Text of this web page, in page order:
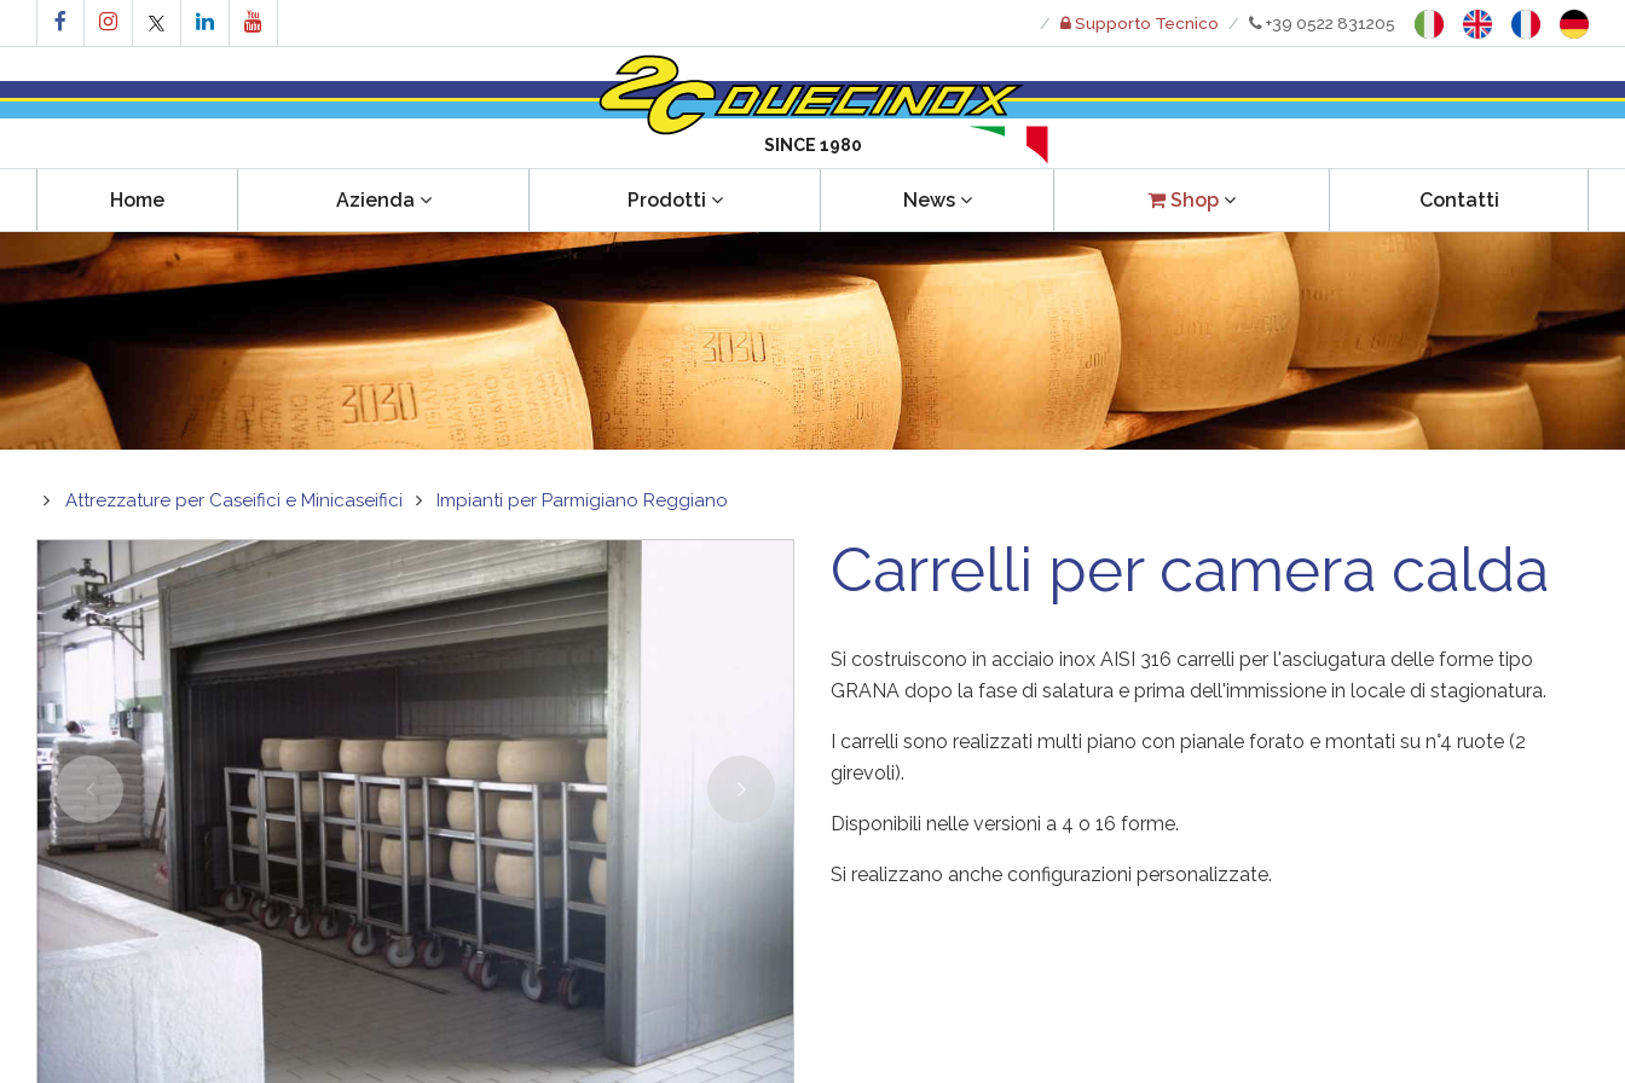
Supporto Tecnico +39 0522 831205
SINCE 1980
Home Azienda Prodotti News Shop Contatti
Attrezzature per Caseifici e Minicaseifici Impianti per Parmigiano Reggiano
Carrelli per camera calda
Si costruiscono in acciaio inox AISI 316 carrelli per l'asciugatura delle forme tipo
GRANA dopo la fase di salatura e prima dell'immissione in locale di stagionatura.
I carrelli sono realizzati multi piano con pianale forato e montati su n°4 ruote (2
girevoli).
Disponibili nelle versioni a 4 o 16 forme.
Si realizzano anche configurazioni personalizzate.